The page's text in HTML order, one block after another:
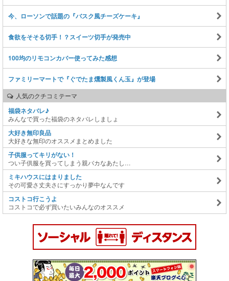
今、ローソンで話題の『バスク風チーズケーキ』
食欲をそそる切手！？スイーツ切手が発売中
100均のリモコンカバー使ってみた感想
ファミリーマートで『ぐでたま燻製風くん玉』が登場
人気のクチコミテーマ
福袋ネタバレ♪
みんなで買った福袋のネタバレしましょ
大好き無印良品
大好きな無印のオススメまとめました
子供服ってキリがない！
つい子供服を買ってしまう親バカなあたし…
ミキハウスにはまりました
その可愛さ丈夫さにすっかり夢中なんです
コストコ行こうよ
コストコで必ず買いたいみんなのオススメ